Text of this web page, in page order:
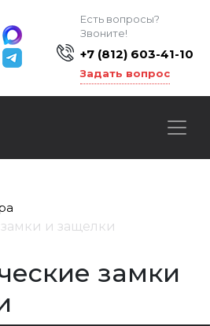
Есть вопросы?
Звоните!
+7 (812) 603-41-10
Задать вопрос
и защелки
замки